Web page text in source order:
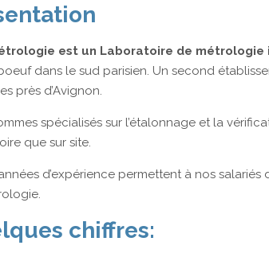
est un Laboratoire de métrologie
dans le sud parisien. Un second
près d’Avignon.
spécialisés sur l’étalonnage et la
que sur site.
d’expérience permettent à nos
chiffres: